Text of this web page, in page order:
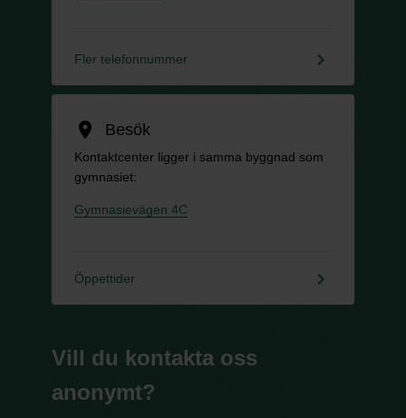
Fler telefonnummer keyboard_arrow_right
location_on Besök
Kontaktcenter ligger i samma byggnad som
gymnasiet:
Gymnasievägen 4C
Öppettider keyboard_arrow_right
Vill du kontakta oss
anonymt?